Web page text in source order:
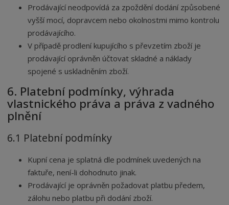
Prodávající neodpovídá za zpoždění dodání způsobené
vyšší mocí, dopravcem nebo okolnostmi mimo kontrolu
prodávajícího.
V případě prodlení kupujícího s převzetím zboží je
prodávající oprávněn účtovat skladné a náklady
spojené s uskladněním zboží.
6. Platební podmínky, výhrada
vlastnického práva a práva z vadného
plnění
6.1 Platební podmínky
Kupní cena je splatná dle podmínek uvedených na
faktuře, není-li dohodnuto jinak.
Prodávající je oprávněn požadovat platbu předem,
zálohu nebo platbu při dodání zboží.